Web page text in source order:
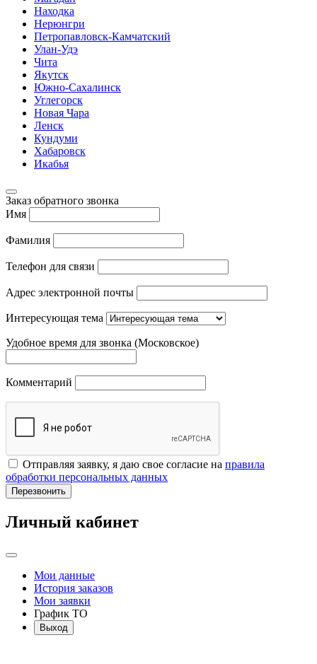
Находка
Нерюнгри
Петропавловск-Камчатский
Улан-Удэ
Чита
Якутск
Южно-Сахалинск
Углегорск
Новая Чара
Ленск
Кундуми
Хабаровск
Икабья
Заказ обратного звонка
Имя
Фамилия
Телефон для связи
Адрес электронной почты
Интересующая тема
Удобное время для звонка (Московское)
Комментарий
Отправляя заявку, я даю свое согласие на правила
обработки персональных данных
Перезвонить
Личный кабинет
Мои данные
История заказов
Мои заявки
График ТО
Выход